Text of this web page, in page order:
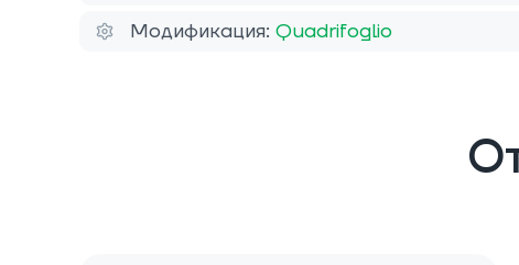
Модификация: Quadrifoglio